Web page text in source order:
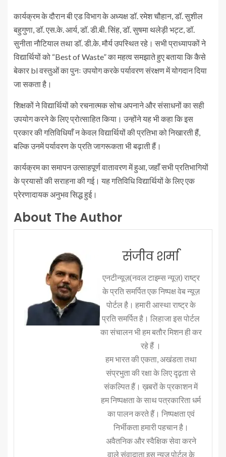
कार्यक्रम के दौरान बी एड विभाग के अध्यक्ष डॉ. रमेश चौहान, डॉ. सुशील
बहुगुणा, डॉ. एस.के. आर्य, डॉ. डी.बी. सिंह, डॉ. सुषमा थलेड़ी भट्ट, डॉ.
सुनीता नौटियाल तथा डॉ. डी.के. मौर्य उपस्थित रहे। सभी प्राध्यापकों ने
विद्यार्थियों को “Best of Waste” का महत्व समझाते हुए बताया कि कैसे
बेकार bl वस्तुओं का पुनः उपयोग करके पर्यावरण संरक्षण में योगदान दिया
जा सकता है।
शिक्षकों ने विद्यार्थियों को रचनात्मक सोच अपनाने और संसाधनों का सही
उपयोग करने के लिए प्रोत्साहित किया। उन्होंने यह भी कहा कि इस
प्रकार की गतिविधियाँ न केवल विद्यार्थियों की प्रतिभा को निखारती हैं,
बल्कि उनमें पर्यावरण के प्रति जागरूकता भी बढ़ाती हैं।
कार्यक्रम का समापन उत्साहपूर्ण वातावरण में हुआ, जहाँ सभी प्रतिभागियों
के प्रयासों की सराहना की गई। यह गतिविधि विद्यार्थियों के लिए एक
प्रेरणादायक अनुभव सिद्ध हुई।
About The Author
संजीव शर्मा
एनटीन्यूज़(नवल टाइम्स न्यूज़) राष्ट्र
के प्रति समर्पित एक निष्पक्ष वेब न्यूज़
पोर्टल है। हमारी आस्था राष्ट्र के
प्रति समर्पित है। लिहाजा इस पोर्टल
का संचालन भी हम बतौर मिशन ही कर
रहे हैं ।
हम भारत की एकता, अखंडता तथा
संप्रभुता की रक्षा के लिए दृढ़ता से
संकल्पित हैं। ख़बरों के प्रकाशन में
हम निष्पक्षता के साथ पत्रकारिता धर्म
का पालन करते हैं। निष्पक्षता एवं
निर्भीकता हमारी पहचान है।
अवैतनिक और स्वैक्षिक सेवा करने
वाले संवादाता इस न्यूज़ पोर्टल के